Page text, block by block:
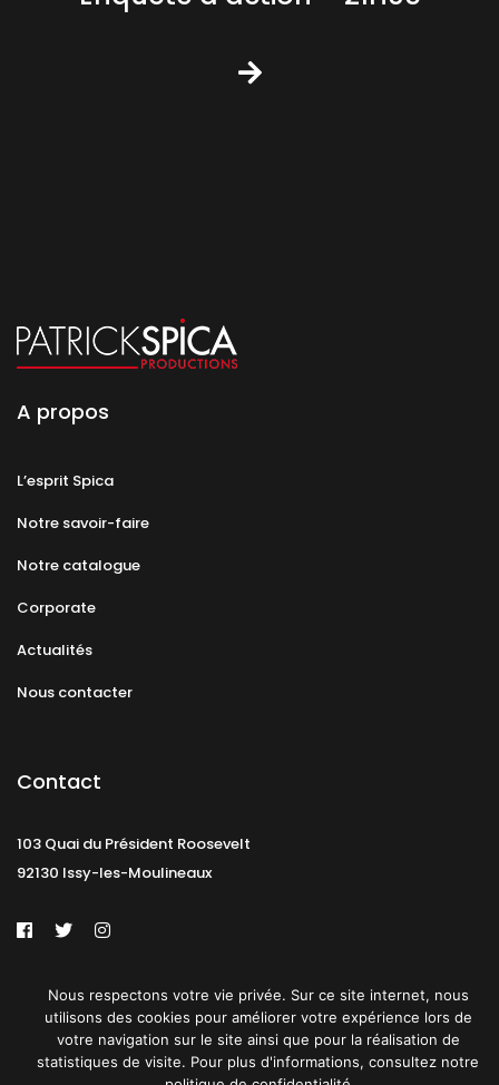
A propos
L’esprit Spica
Notre savoir-faire
Notre catalogue
Corporate
Actualités
Nous contacter
Contact
103 Quai du Président Roosevelt
92130 Issy-les-Moulineaux
Mentions légales CGU Politique de confidentialité
Plan du site
Nous respectons votre vie privée. Sur ce site internet, nous
utilisons des cookies pour améliorer votre expérience lors de
votre navigation sur le site ainsi que pour la réalisation de
statistiques de visite. Pour plus d'informations, consultez notre